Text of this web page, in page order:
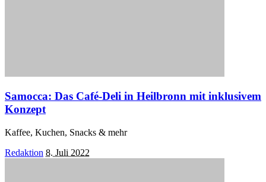
Samocca: Das Café-Deli in Heilbronn mit inklusivem
Konzept
Kaffee, Kuchen, Snacks & mehr
Posted
Redaktion 8. Juli 2022